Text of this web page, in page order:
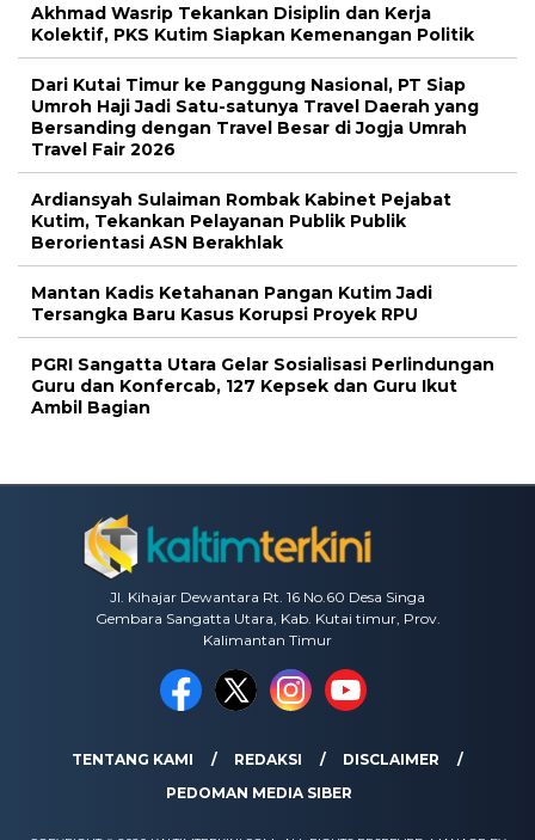
Akhmad Wasrip Tekankan Disiplin dan Kerja
Kolektif, PKS Kutim Siapkan Kemenangan Politik
Dari Kutai Timur ke Panggung Nasional, PT Siap
Umroh Haji Jadi Satu-satunya Travel Daerah yang
Bersanding dengan Travel Besar di Jogja Umrah
Travel Fair 2026
Ardiansyah Sulaiman Rombak Kabinet Pejabat
Kutim, Tekankan Pelayanan Publik Publik
Berorientasi ASN Berakhlak
Mantan Kadis Ketahanan Pangan Kutim Jadi
Tersangka Baru Kasus Korupsi Proyek RPU
PGRI Sangatta Utara Gelar Sosialisasi Perlindungan
Guru dan Konfercab, 127 Kepsek dan Guru Ikut
Ambil Bagian
Jl. Kihajar Dewantara Rt. 16 No.60 Desa Singa
Gembara Sangatta Utara, Kab. Kutai timur, Prov.
Kalimantan Timur
TENTANG KAMI REDAKSI
DISCLAIMER
PEDOMAN MEDIA SIBER